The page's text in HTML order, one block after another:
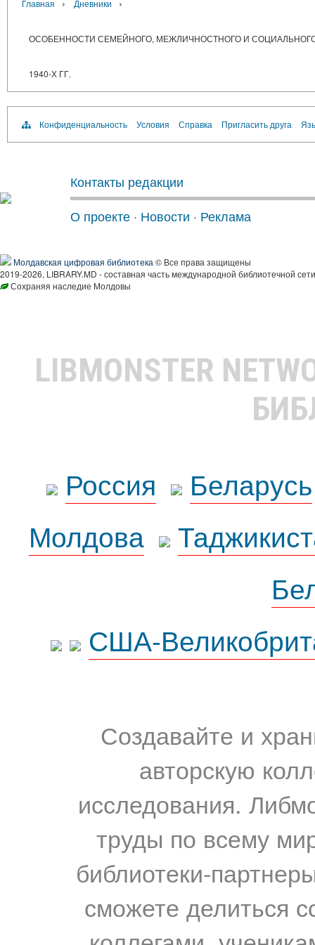
Главная › Дневники ›
ОСОБЕННОСТИ СЕМЕЙНОГО, МЕЖЛИЧНОСТНОГО И
1940-Х ГГ.
Конфиденциальность Условия Справка Пригласить друга
Контакты редакции
О проекте · Новости · Реклама
Молдавская цифровая библиотека © Все права защищены
2019-2026, LIBRARY.MD - составная часть международной библиотечной
Сохраняя наследие Молдовы
LIBMONSTER
Россия
Беларусь
Молдова
США-
Создавайте и
авторскую
исследования.
труды по всему
библиотеки-
сможете делиться